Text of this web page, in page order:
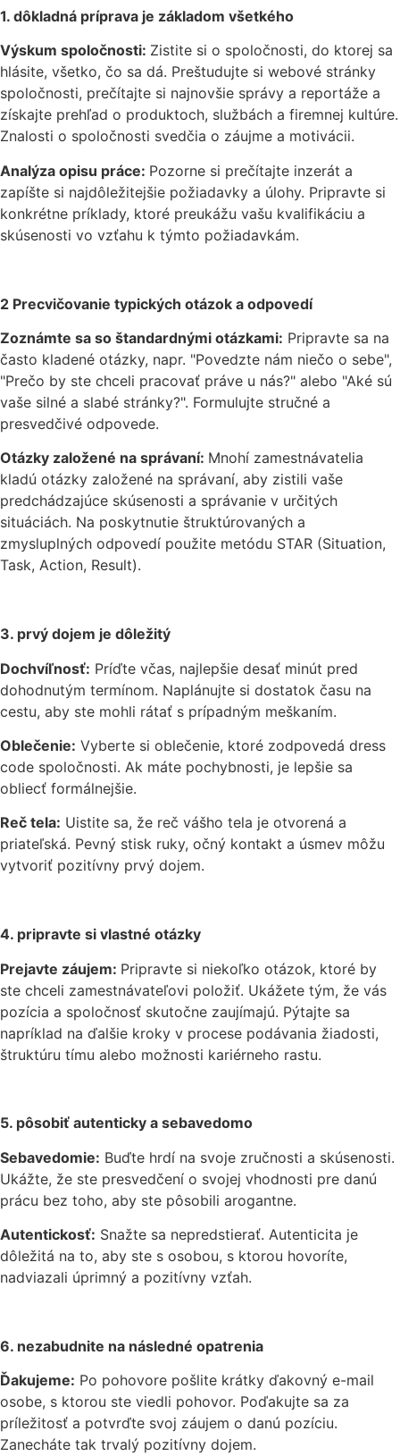
1. dôkladná príprava je základom všetkého
Výskum spoločnosti: Zistite si o spoločnosti, do ktorej sa
hlásite, všetko, čo sa dá. Preštudujte si webové stránky
spoločnosti, prečítajte si najnovšie správy a reportáže a
získajte prehľad o produktoch, službách a firemnej kultúre.
Znalosti o spoločnosti svedčia o záujme a motivácii.
Analýza opisu práce: Pozorne si prečítajte inzerát a
zapíšte si najdôležitejšie požiadavky a úlohy. Pripravte si
konkrétne príklady, ktoré preukážu vašu kvalifikáciu a
skúsenosti vo vzťahu k týmto požiadavkám.
2 Precvičovanie typických otázok a odpovedí
Zoznámte sa so štandardnými otázkami: Pripravte sa na
často kladené otázky, napr. "Povedzte nám niečo o sebe",
"Prečo by ste chceli pracovať práve u nás?" alebo "Aké sú
vaše silné a slabé stránky?". Formulujte stručné a
presvedčivé odpovede.
Otázky založené na správaní: Mnohí zamestnávatelia
kladú otázky založené na správaní, aby zistili vaše
predchádzajúce skúsenosti a správanie v určitých
situáciách. Na poskytnutie štruktúrovaných a
zmysluplných odpovedí použite metódu STAR (Situation,
Task, Action, Result).
3. prvý dojem je dôležitý
Dochvíľnosť: Príďte včas, najlepšie desať minút pred
dohodnutým termínom. Naplánujte si dostatok času na
cestu, aby ste mohli rátať s prípadným meškaním.
Oblečenie: Vyberte si oblečenie, ktoré zodpovedá dress
code spoločnosti. Ak máte pochybnosti, je lepšie sa
obliecť formálnejšie.
Reč tela: Uistite sa, že reč vášho tela je otvorená a
priateľská. Pevný stisk ruky, očný kontakt a úsmev môžu
vytvoriť pozitívny prvý dojem.
4. pripravte si vlastné otázky
Prejavte záujem: Pripravte si niekoľko otázok, ktoré by
ste chceli zamestnávateľovi položiť. Ukážete tým, že vás
pozícia a spoločnosť skutočne zaujímajú. Pýtajte sa
napríklad na ďalšie kroky v procese podávania žiadosti,
štruktúru tímu alebo možnosti kariérneho rastu.
5. pôsobiť autenticky a sebavedomo
Sebavedomie: Buďte hrdí na svoje zručnosti a skúsenosti.
Ukážte, že ste presvedčení o svojej vhodnosti pre danú
prácu bez toho, aby ste pôsobili arogantne.
Autentickosť: Snažte sa nepredstierať. Autenticita je
dôležitá na to, aby ste s osobou, s ktorou hovoríte,
nadviazali úprimný a pozitívny vzťah.
6. nezabudnite na následné opatrenia
Ďakujeme: Po pohovore pošlite krátky ďakovný e-mail
osobe, s ktorou ste viedli pohovor. Poďakujte sa za
príležitosť a potvrďte svoj záujem o danú pozíciu.
Zanecháte tak trvalý pozitívny dojem.